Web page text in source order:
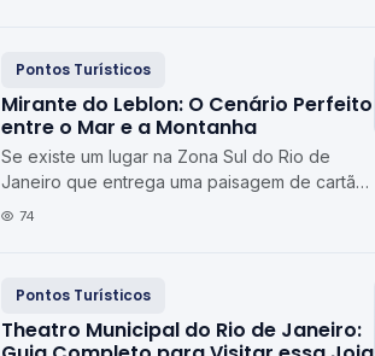
Pontos Turísticos
Mirante do Leblon: O Cenário Perfeito
entre o Mar e a Montanha
Se existe um lugar na Zona Sul do Rio de
Janeiro que entrega uma paisagem de cartão-
postal sem exigir longas caminhadas ou
74
Pontos Turísticos
Theatro Municipal do Rio de Janeiro: